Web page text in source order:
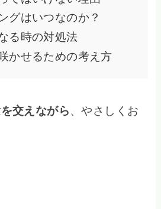
グはいつなのか？
る時の対処法
かせるための考え方
交えながら、やさしくお